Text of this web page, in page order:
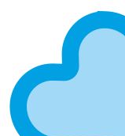
УФИМСКАЯ